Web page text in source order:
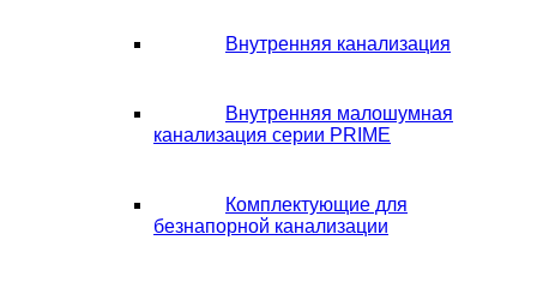
Внутренняя канализация
Внутренняя малошумная
канализация серии PRIME
Комплектующие для
безнапорной канализации